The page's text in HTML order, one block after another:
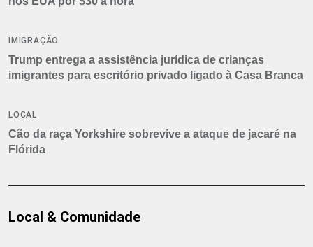
IMIGRAÇÃO
Trump entrega a assistência jurídica de crianças
imigrantes para escritório privado ligado à Casa Branca
LOCAL
Cão da raça Yorkshire sobrevive a ataque de jacaré na
Flórida
Local & Comunidade